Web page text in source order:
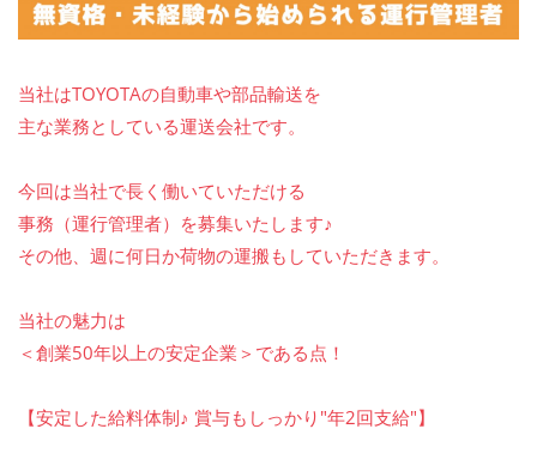
当社はTOYOTAの自動車や部品輸送を
主な業務としている運送会社です。
今回は当社で長く働いていただける
事務（運行管理者）を募集いたします♪
その他、週に何日か荷物の運搬もしていただきます。
当社の魅力は
＜創業50年以上の安定企業＞である点！
【安定した給料体制♪ 賞与もしっかり"年2回支給"】